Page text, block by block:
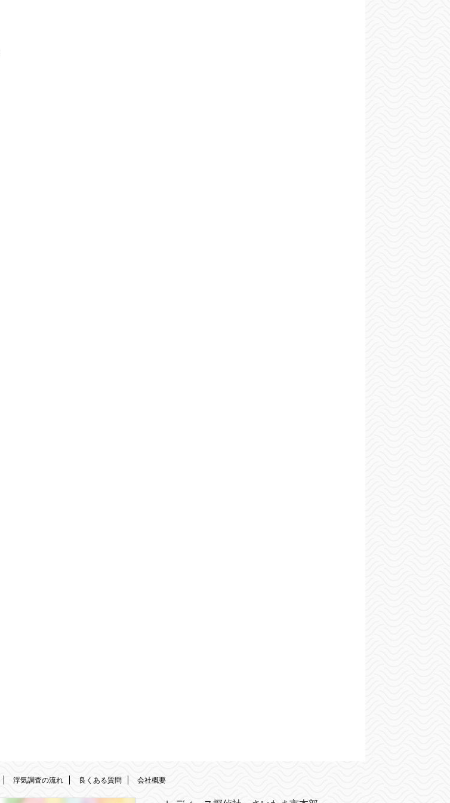
浮気調査の流れ 良くある質問 会社概要